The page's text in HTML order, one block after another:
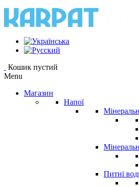
Кошик пустий
Menu
Магазин
Напої
Питні